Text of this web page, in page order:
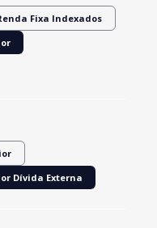
Fixa Indexados
Dívida Externa